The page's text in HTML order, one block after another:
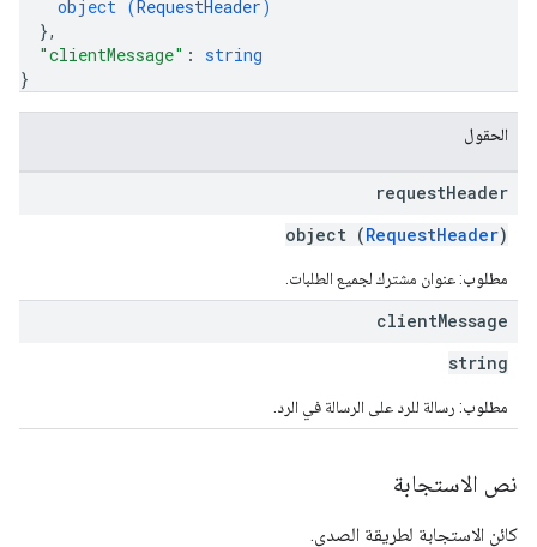
object ( RequestHeader)
},
"clientMessage" : string
}
الحقول
requestHeader
object (RequestHeader)
مطلوب: عنوان مشترك لجميع الطلبات.
clientMessage
string
مطلوب: رسالة للرد على الرسالة في الرد.
نص الاستجابة
كائن الاستجابة لطريقة الصدى.